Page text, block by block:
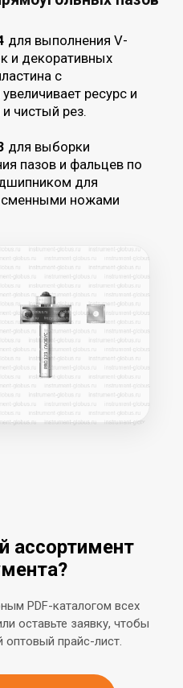
ассортимент
PDF-каталогом всех
оставьте заявку, чтобы
оптовый прайс-лист.